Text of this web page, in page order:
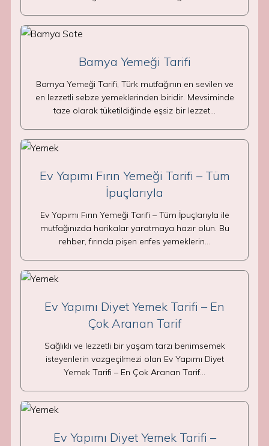
Bamya Yemeği Tarifi
Bamya Yemeği Tarifi, Türk mutfağının en sevilen ve
en lezzetli sebze yemeklerinden biridir. Mevsiminde
taze olarak tüketildiğinde eşsiz bir lezzet…
Ev Yapımı Fırın Yemeği Tarifi – Tüm
İpuçlarıyla
Ev Yapımı Fırın Yemeği Tarifi – Tüm İpuçlarıyla ile
mutfağınızda harikalar yaratmaya hazır olun. Bu
rehber, fırında pişen enfes yemeklerin…
Ev Yapımı Diyet Yemek Tarifi – En
Çok Aranan Tarif
Sağlıklı ve lezzetli bir yaşam tarzı benimsemek
isteyenlerin vazgeçilmezi olan Ev Yapımı Diyet
Yemek Tarifi – En Çok Aranan Tarif…
Ev Yapımı Diyet Yemek Tarifi –